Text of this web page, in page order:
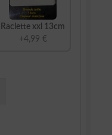
Raclette xxl 13cm
+4,99 €